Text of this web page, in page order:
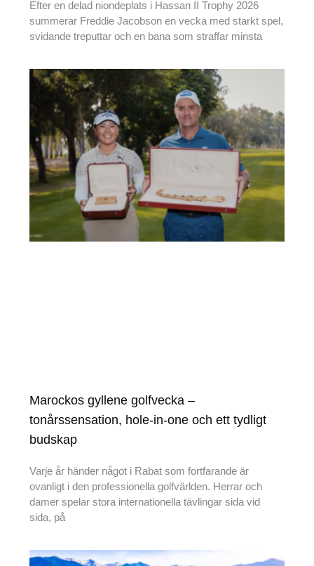
Efter en delad niondeplats i Hassan II Trophy 2026
summerar Freddie Jacobson en vecka med starkt spel,
svidande treputtar och en bana som straffar minsta
Marockos gyllene golfvecka –
tonårssensation, hole-in-one och ett tydligt
budskap
Varje år händer något i Rabat som fortfarande är
ovanligt i den professionella golfvärlden. Herrar och
damer spelar stora internationella tävlingar sida vid
sida, på